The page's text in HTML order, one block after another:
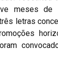
meses de
letras